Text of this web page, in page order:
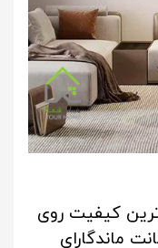
کیفیت روی
ماندگارای